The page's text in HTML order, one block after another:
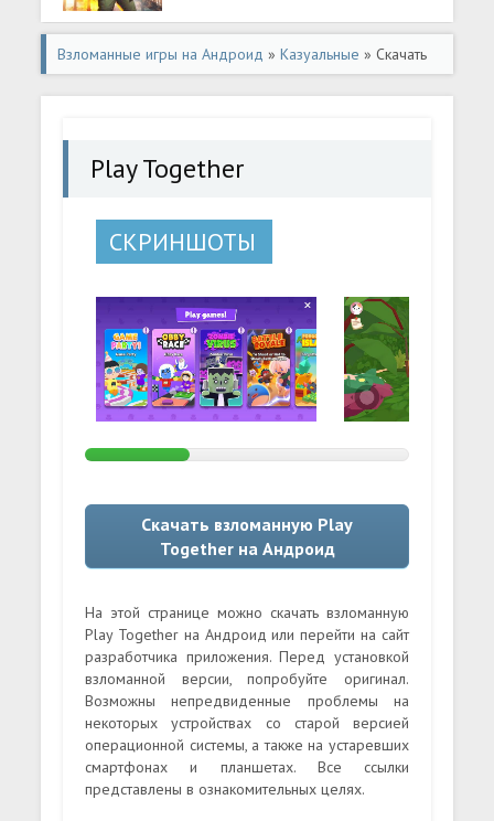
Взломанные игры на Андроид »Казуальные » Скачать
Play Together (Много монет) на Андроид
Play Together
СКРИНШОТЫ
Скачать взломанную Play
Together на Андроид
На этой странице можно скачать взломанную
Play Together на Андроид или перейти на сайт
разработчика приложения. Перед установкой
взломанной версии, попробуйте оригинал.
Возможны непредвиденные проблемы на
некоторых устройствах со старой версией
операционной системы, а также на устаревших
смартфонах и планшетах. Все ссылки
представлены в ознакомительных целях.